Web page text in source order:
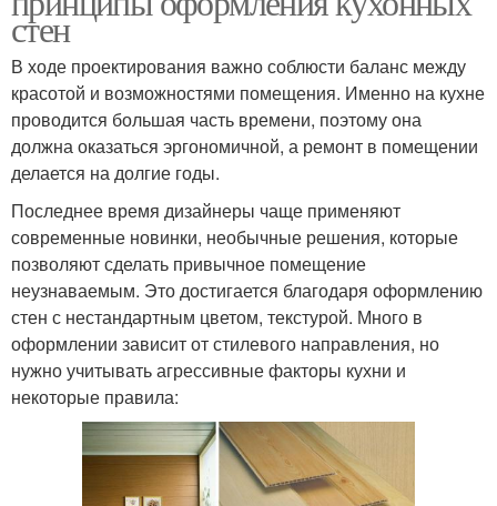
стен
В ходе проектирования важно соблюсти баланс между
красотой и возможностями помещения. Именно на кухне
проводится большая часть времени, поэтому она
должна оказаться эргономичной, а ремонт в помещении
делается на долгие годы.
Последнее время дизайнеры чаще применяют
современные новинки, необычные решения, которые
позволяют сделать привычное помещение
неузнаваемым. Это достигается благодаря оформлению
стен с нестандартным цветом, текстурой. Много в
оформлении зависит от стилевого направления, но
нужно учитывать агрессивные факторы кухни и
некоторые правила: